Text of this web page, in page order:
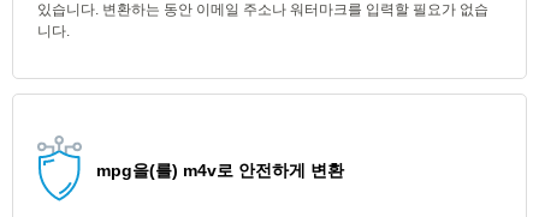
있습니다. 변환하는 동안 이메일 주소나 워터마크를 입력할 필요가 없습
니다.
mpg을(를) m4v로 안전하게 변환